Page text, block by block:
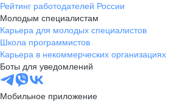
Рейтинг работодателей России
Молодым специалистам
Карьера для молодых специалистов
Школа программистов
Карьера в некоммерческих организациях
Боты для уведомлений
Мобильное приложение